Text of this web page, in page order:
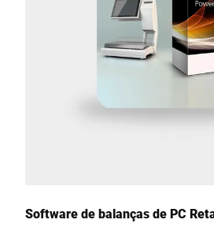
Software de balanças de PC